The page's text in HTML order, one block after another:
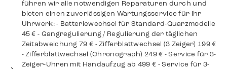
führen wir alle notwendigen Reparaturen durch und
bieten einen zuverlässigen Wartungsservice für Ihr
Uhrwerk: - Batteriewechsel für Standard-Quarzmodelle
45 € - Gangregulierung / Regulierung der täglichen
Zeitabweichung 79 € - Zifferblattwechsel (3 Zeiger) 199 €
- Zifferblattwechsel (Chronograph) 249 € - Service für 3-
Zeiger-Uhren mit Handaufzug ab 499 € - Service für 3-